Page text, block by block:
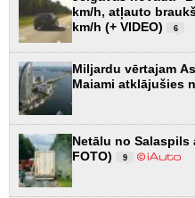
km/h, atļauto
km/h (+ VIDEO)
6
Miljardu vērtajam
Maiami atklājušies
Netālu no Salaspils
FOTO)
9